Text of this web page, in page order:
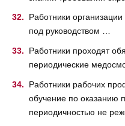
Работники
под руководством …
Работники проходят
периодические
Работники рабочих
обучение по оказанию
периодичностью не